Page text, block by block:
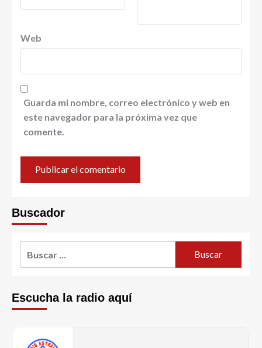
Web
Guarda mi nombre, correo electrónico y web en
este navegador para la próxima vez que
comente.
Buscador
Escucha la radio aquí